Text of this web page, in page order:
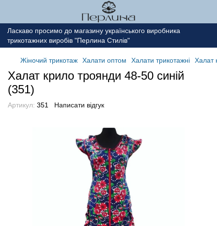
Ласкаво просимо до магазину українського виробника
трикотажних виробів "Перлина Стилів"
Жіночий трикотаж Халати оптом Халати трикотажні Халат
Халат крило троянди 48-50 синій
(351)
Артикул: 351 Написати відгук